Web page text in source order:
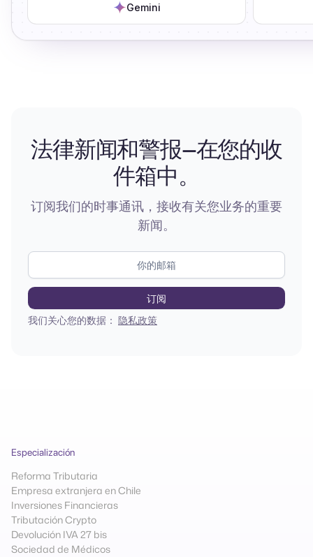
Gemini
法律新闻和警报—在您的收
件箱中。
订阅我们的时事通讯，接收有关您业务的重要
新闻。
我们关心您的数据： 隐私政策
Especialización
Reforma Tributaria
Empresa extranjera en Chile
Inversiones Financieras
Tributación Crypto
Devolución IVA 27 bis
Sociedad de Médicos